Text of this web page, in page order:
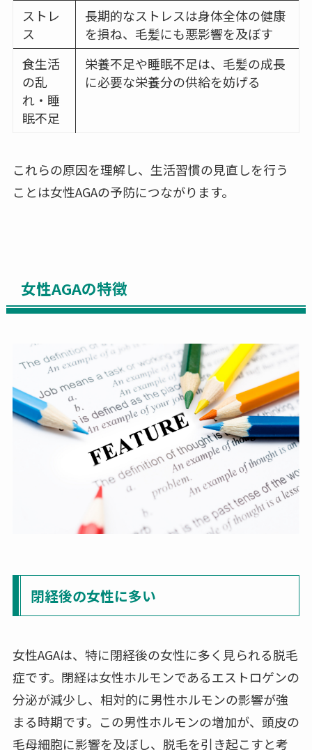
ストレ
ス
長期的なストレスは身体全体の健康
を損ね、毛髪にも悪影響を及ぼす
食生活
の乱
れ・睡
眠不足
栄養不足や睡眠不足は、毛髪の成長
に必要な栄養分の供給を妨げる
これらの原因を理解し、生活習慣の見直しを行う
ことは女性AGAの予防につながります。
女性AGAの特徴
閉経後の女性に多い
女性AGAは、特に閉経後の女性に多く見られる脱毛
症です。閉経は女性ホルモンであるエストロゲンの
分泌が減少し、相対的に男性ホルモンの影響が強
まる時期です。この男性ホルモンの増加が、頭皮の
毛母細胞に影響を及ぼし、脱毛を引き起こすと考